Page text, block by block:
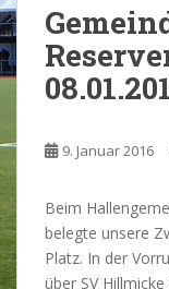
9. Januar 2016
Beim
belegte unsere
Platz. In der
über SV